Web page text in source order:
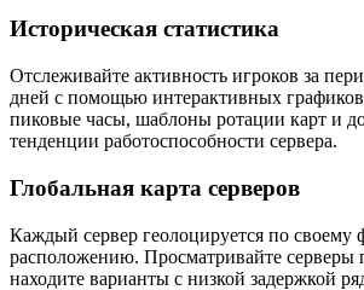
Историческая статистика
Отслеживайте активность игроков за
дней с помощью интерактивных
пиковые часы, шаблоны ротации карт и
тенденции работоспособности сервера.
Глобальная карта серверов
Каждый сервер геолоцируется по своему
расположению. Просматривайте серверы
находите варианты с низкой задержкой